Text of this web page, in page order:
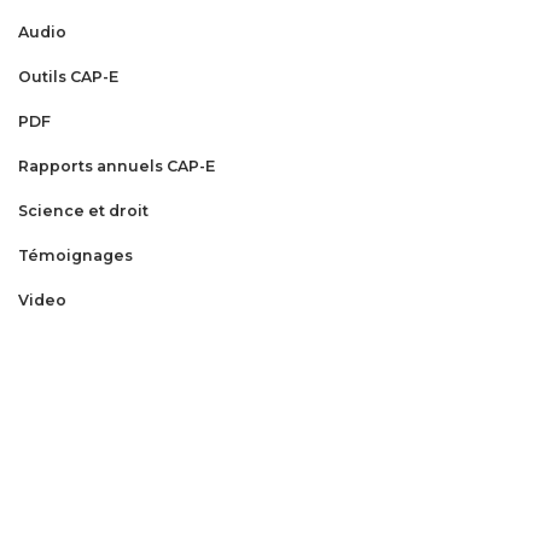
Audio
Outils CAP-E
PDF
Rapports annuels CAP-E
Science et droit
Témoignages
Video